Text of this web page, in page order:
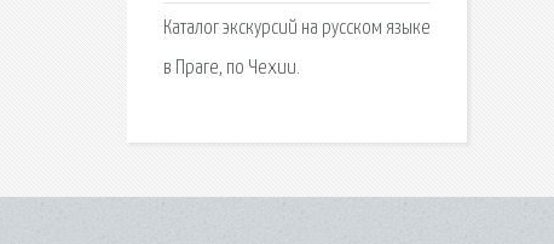
Каталог экскурсий на русском языке
в Праге, по Чехии.